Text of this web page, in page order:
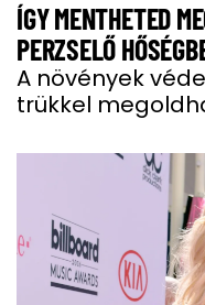
ÍGY MENTHETED
PERZSELŐ
A növények
trükkel